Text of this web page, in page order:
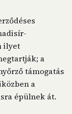
ilyet
a
támogatás
a
épülnek át.